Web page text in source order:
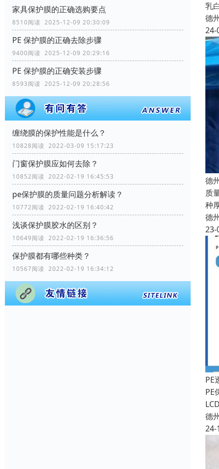
家具保护膜的正确选购要点
8510阅读 2025-12-09 20:30:09
PE 保护膜的正确去除步骤
9400阅读 2025-12-09 20:29:16
PE 保护膜的正确安装步骤
8593阅读 2025-12-09 20:28:56
缠绕膜的保护性能是什么？
10828阅读 2022-03-09 15:17:23
门窗保护膜应如何去除？
10852阅读 2022-02-19 16:45:53
pe保护膜的质量问题分析解读？
10772阅读 2022-02-19 16:40:42
浅谈保护膜胶水的区别？
10649阅读 2022-02-19 16:36:56
保护膜都有哪些种类？
10567阅读 2022-02-19 16:34:12
乳
德
24-
德
质
种
德
23-
PE
PE
德
24-